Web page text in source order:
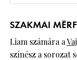
SZAKMAI
Liam számára a
színész a sorozat